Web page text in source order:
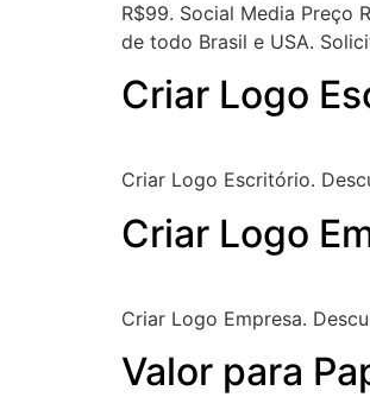
R$99. Social Media Preço
de todo Brasil e USA.
Criar Logo
Criar Logo Escritório.
Criar Logo
Criar Logo Empresa.
Valor para